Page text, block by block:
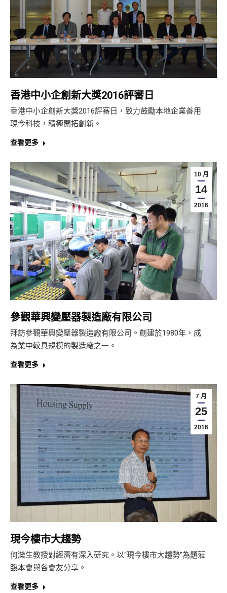
香港中小企創新大獎2016評審日
香港中小企創新大獎2016評審日，致力鼓勵本地企業善用
現今科技，積極開拓創新。
查看更多
10 月
14
2016
參觀華興變壓器製造廠有限公司
拜訪參觀華興變壓器製造廠有限公司。創建於1980年，成
為業中較具規模的製造廠之一。
查看更多
7 月
25
2016
現今樓市大趨勢
何灤生教授對經濟有深入研究。以“現今樓市大趨勢”為題蒞
臨本會與各會友分享。
查看更多